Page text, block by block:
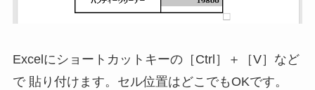
Excelにショートカットキーの［Ctrl］＋［V］など
で 貼り付けます。セル位置はどこでもOKです。